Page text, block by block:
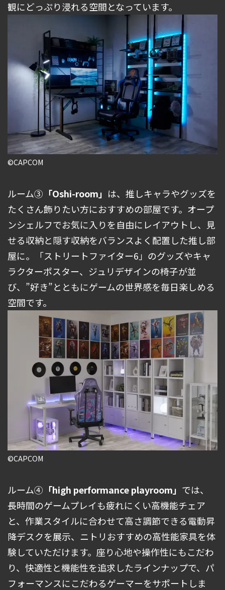
観にどっぷり浸れる空間となっています。
©CAPCOM
ルーム➂ 「Oshi-room」 は、推しキャラやグッズを
たくさん飾りたい方におすすめの部屋です。オープ
ンシェルフでお気に入りを自由にレイアウトし、見
せる収納と隠す収納をバランスよく配置した推し部
屋に。「ストリートファイター6」のグッズやキャ
ラクターポスター、ジュリデザインの椅子が並
び、”好き”とともにゲームの世界感を毎日楽しめる
空間です。
©CAPCOM
ルーム④ 「high performance playroom」 では、
長時間のゲームプレイも疲れにくい高機能チェア
と、作業スタイルに合わせて高さ調節できる電動昇
降デスクを展示、ニトリおすすめの高性能家具を体
験していただけます。座り心地や操作性にもこだわ
り、快適性と機能性を追求したラインナップで、パ
フォーマンスにこだわるゲーマーをサポートしま